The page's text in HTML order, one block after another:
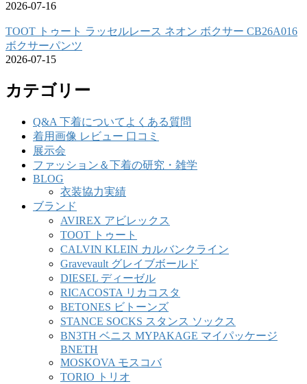
2026-07-16
TOOT トゥート ラッセルレース ネオン ボクサー CB26A016
ボクサーパンツ
2026-07-15
カテゴリー
Q&A 下着についてよくある質問
着用画像 レビュー 口コミ
展示会
ファッション＆下着の研究・雑学
BLOG
衣装協力実績
ブランド
AVIREX アビレックス
TOOT トゥート
CALVIN KLEIN カルバンクライン
Gravevault グレイブボールド
DIESEL ディーゼル
RICACOSTA リカコスタ
BETONES ビトーンズ
STANCE SOCKS スタンス ソックス
BN3TH ベニス MYPAKAGE マイパッケージ
BNETH
MOSKOVA モスコバ
TORIO トリオ